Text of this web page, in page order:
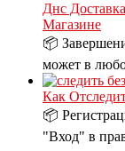
Днс
Магазине
📦
может в
Как
📦
"Вход" в